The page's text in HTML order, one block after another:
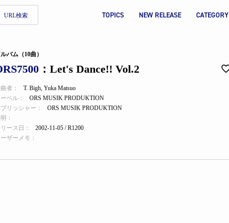
URL検索 TOPICS NEW RELEASE CATEGORY
バム（10曲）
：Let's Dance!! Vol.2
者： T. Bigh, Yuka Matsuo
ベル：
ORS MUSIK PRODUKTION
リッシャー：
ORS MUSIK PRODUKTION
：
ース日：
2002-11-05 / R1200
ザーメモ：